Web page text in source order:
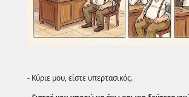
- Κύριε μου, είστε υπερτασικός.